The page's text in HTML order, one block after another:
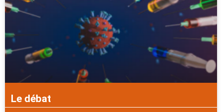
Le débat